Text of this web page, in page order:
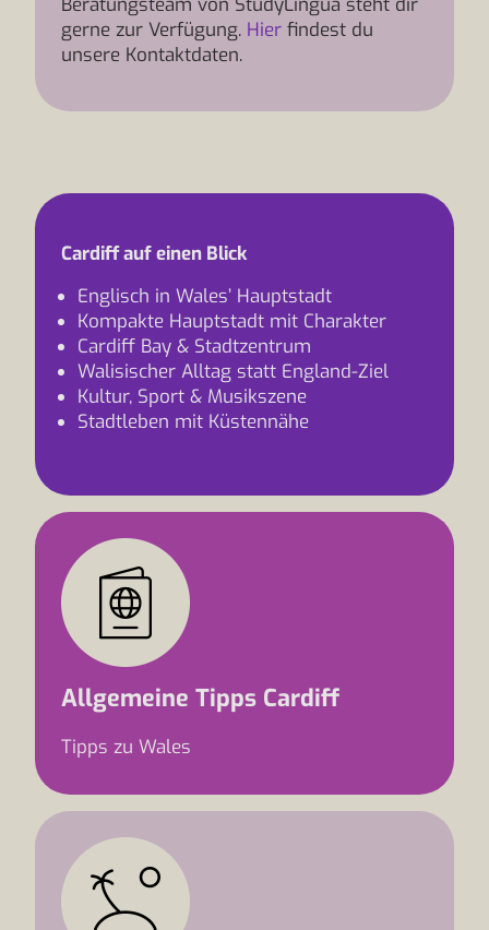
gerne zur Verfügung. Hier findest du
unsere Kontaktdaten.
Cardiff auf einen Blick
Englisch in Wales’ Hauptstadt
Kompakte Hauptstadt mit Charakter
Cardiff Bay & Stadtzentrum
Walisischer Alltag statt England-Ziel
Kultur, Sport & Musikszene
Stadtleben mit Küstennähe
Allgemeine Tipps Cardiff
Tipps zu Wales